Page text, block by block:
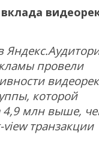
провели
которой
4,9 млн выше,
транзакции